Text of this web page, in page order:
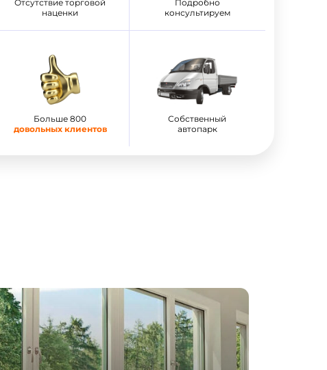
Отсутствие торговой
наценки
Подробно
консультируем
Больше 800
довольных клиентов
Собственный
автопарк